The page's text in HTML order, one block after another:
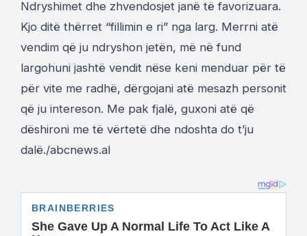
Ndryshimet dhe zhvendosjet janë të favorizuara.
Kjo ditë thërret “fillimin e ri” nga larg. Merrni atë
vendim që ju ndryshon jetën, më në fund
largohuni jashtë vendit nëse keni menduar për të
për vite me radhë, dërgojani atë mesazh personit
që ju intereson. Me pak fjalë, guxoni atë që
dëshironi me të vërtetë dhe ndoshta do t’ju
dalë./abcnews.al